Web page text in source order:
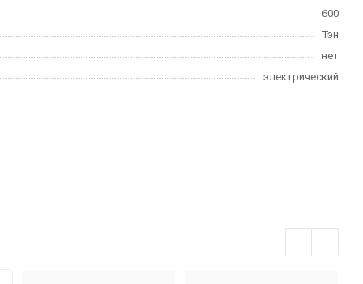
600
Тэн
нет
электрический